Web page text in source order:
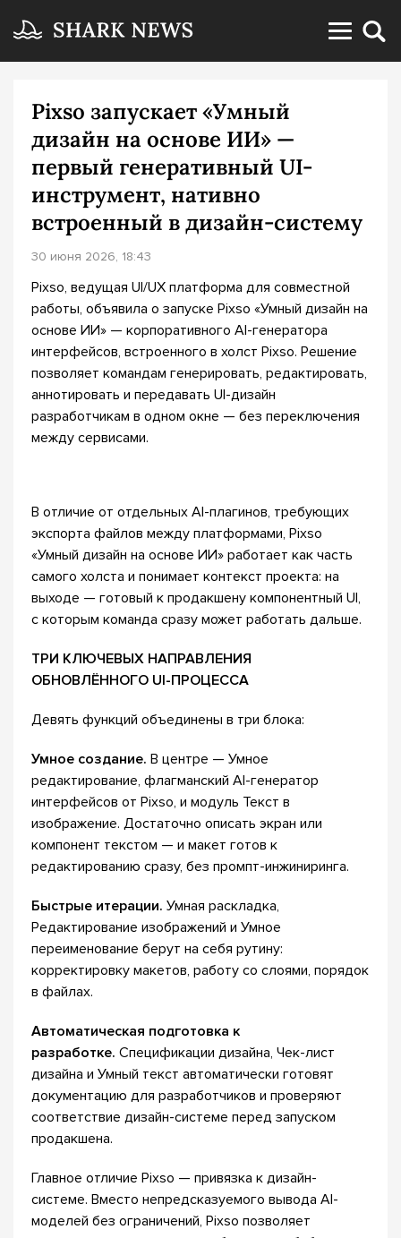
Pixso запускает «Умный
дизайн на основе ИИ» —
первый генеративный UI-
инструмент, нативно
встроенный в дизайн-систему
30 июня 2026, 18:43
Pixso, ведущая UI/UX платформа для совместной
работы, объявила о запуске Pixso «Умный дизайн на
основе ИИ» — корпоративного AI-генератора
интерфейсов, встроенного в холст Pixso. Решение
позволяет командам генерировать, редактировать,
аннотировать и передавать UI-дизайн
разработчикам в одном окне — без переключения
между сервисами.
В отличие от отдельных AI-плагинов, требующих
экспорта файлов между платформами, Pixso
«Умный дизайн на основе ИИ» работает как часть
самого холста и понимает контекст проекта: на
выходе — готовый к продакшену компонентный UI,
с которым команда сразу может работать дальше.
ТРИ КЛЮЧЕВЫХ НАПРАВЛЕНИЯ
ОБНОВЛЁННОГО UI-ПРОЦЕССА
Девять функций объединены в три блока:
Умное создание. В центре — Умное
редактирование, флагманский AI-генератор
интерфейсов от Pixso, и модуль Текст в
изображение. Достаточно описать экран или
компонент текстом — и макет готов к
редактированию сразу, без промпт-инжиниринга.
Быстрые итерации. Умная раскладка,
Редактирование изображений и Умное
переименование берут на себя рутину:
корректировку макетов, работу со слоями, порядок
в файлах.
Автоматическая подготовка к
разработке. Спецификации дизайна, Чек-лист
дизайна и Умный текст автоматически готовят
документацию для разработчиков и проверяют
соответствие дизайн-системе перед запуском
продакшена.
Главное отличие Pixso — привязка к дизайн-
системе. Вместо непредсказуемого вывода AI-
моделей без ограничений, Pixso позволяет